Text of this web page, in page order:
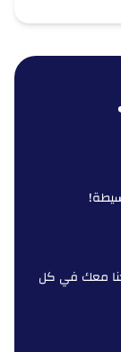
معك في كل